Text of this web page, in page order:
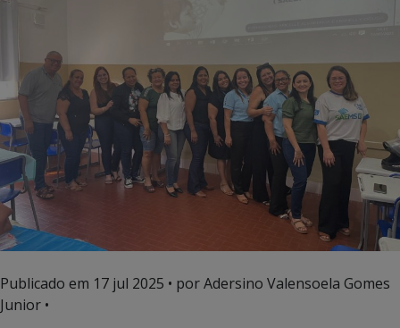
Publicado em 17 jul 2025 • por Adersino Valensoela Gomes
Junior •